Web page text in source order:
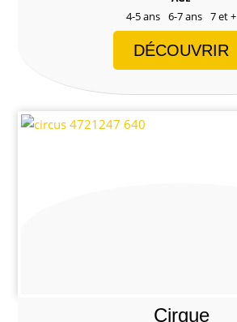
4-5 ans 6-7 ans 7 et +
DÉCOUVRIR
Cirque